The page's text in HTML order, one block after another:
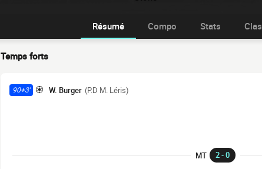
Résumé Compo Stats
Temps forts
90+3' W. Burger (P.D M. Léris)
MT 2 - 0